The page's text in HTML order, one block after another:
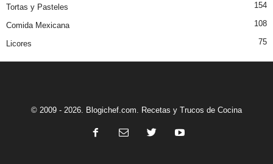
Tortas y Pasteles 154
Comida Mexicana 108
Licores 75
© 2009 - 2026. Blogichef.com. Recetas y Trucos de Cocina